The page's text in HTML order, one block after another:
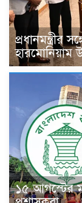
প্রধানমন্ত্রীর
হারমোনিয়াম
১৫ আগস্টের